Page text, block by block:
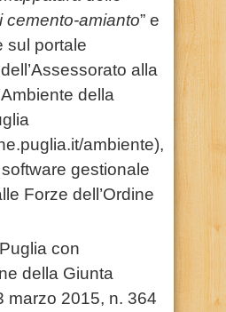
cemento-amianto” e
sul portale
alla
della
ambiente),
gestionale
Forze dell’Ordine
con
della Giunta
marzo 2015, n. 364